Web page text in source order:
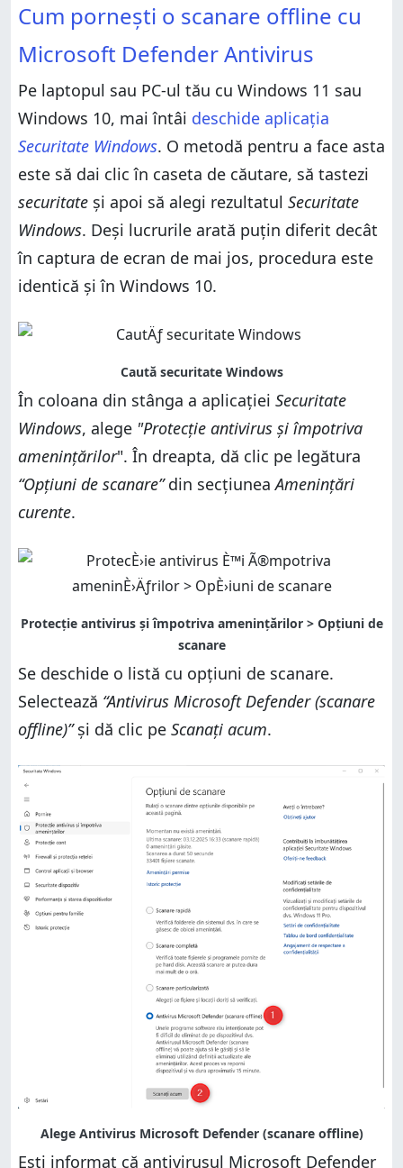
Unde găsești jurnalul scanării cu Microsoft Defender
Antivirus
BONUS: Unde găsești cheia de recuperare pentru
Ai reușit să-ți devirusezi sistemul cu Microsoft
Defender Antivirus?
Antivirus
Antivirus
BitLocker
Ai reușit să-ți devirusezi sistemul cu Microsoft
Defender Antivirus?
Cum pornești o scanare offline cu
Microsoft Defender Antivirus
Pe laptopul sau PC-ul tău cu Windows 11 sau
Windows 10, mai întâi deschide aplicația
Securitate Windows. O metodă pentru a face asta
este să dai clic în caseta de căutare, să tastezi
securitate și apoi să alegi rezultatul Securitate
Windows. Deși lucrurile arată puțin diferit decât
în captura de ecran de mai jos, procedura este
identică și în Windows 10.
În coloana din stânga a aplicației Securitate
Windows, alege "Protecție antivirus și împotriva
amenințărilor". În dreapta, dă clic pe legătura
“Opțiuni de scanare”din secțiuneaAmenințări
curente.
Se deschide o listă cu opțiuni de scanare.
Selectează “Antivirus Microsoft Defender (scanare
offline)”și dă clic pe Scanați acum.
Ești informat că antivirusul Microsoft Defender